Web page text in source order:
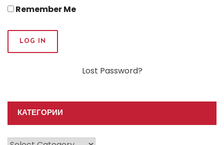
Remember Me
Lost Password?
КАТЕГОРИИ